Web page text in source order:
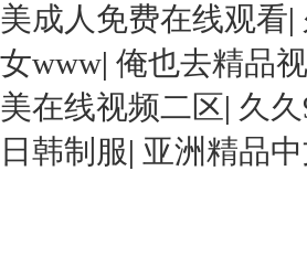
美成人免费在线观看|
女www| 俺也去精品
美在线视频二区| 久
日韩制服| 亚洲精品